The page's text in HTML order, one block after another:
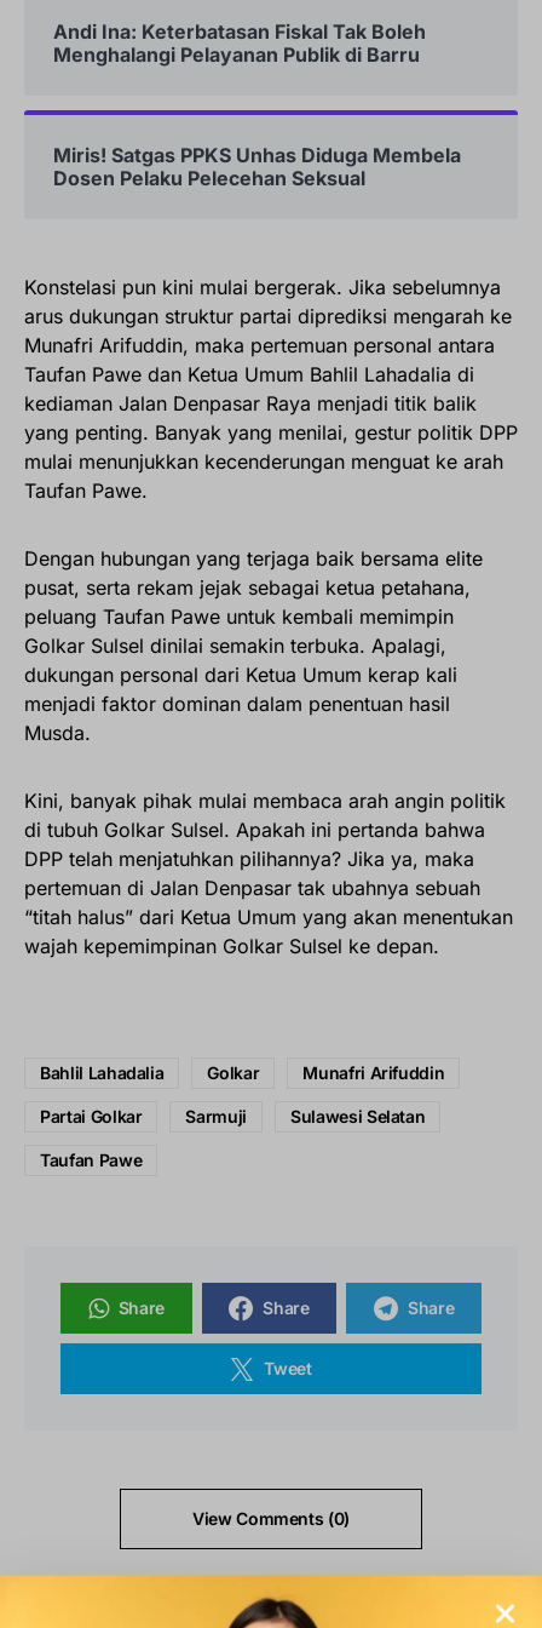
Andi Ina: Keterbatasan Fiskal Tak Boleh
Menghalangi Pelayanan Publik di Barru
Miris! Satgas PPKS Unhas Diduga Membela
Dosen Pelaku Pelecehan Seksual
Konstelasi pun kini mulai bergerak. Jika sebelumnya
arus dukungan struktur partai diprediksi mengarah ke
Munafri Arifuddin, maka pertemuan personal antara
Taufan Pawe dan Ketua Umum Bahlil Lahadalia di
kediaman Jalan Denpasar Raya menjadi titik balik
yang penting. Banyak yang menilai, gestur politik DPP
mulai menunjukkan kecenderungan menguat ke arah
Taufan Pawe.
Dengan hubungan yang terjaga baik bersama elite
pusat, serta rekam jejak sebagai ketua petahana,
peluang Taufan Pawe untuk kembali memimpin
Golkar Sulsel dinilai semakin terbuka. Apalagi,
dukungan personal dari Ketua Umum kerap kali
menjadi faktor dominan dalam penentuan hasil
Musda.
Kini, banyak pihak mulai membaca arah angin politik
di tubuh Golkar Sulsel. Apakah ini pertanda bahwa
DPP telah menjatuhkan pilihannya? Jika ya, maka
pertemuan di Jalan Denpasar tak ubahnya sebuah
“titah halus” dari Ketua Umum yang akan menentukan
wajah kepemimpinan Golkar Sulsel ke depan.
Bahlil Lahadalia Golkar Munafri Arifuddin
Partai Golkar Sarmuji Sulawesi Selatan
Taufan Pawe
Share Share Share
Tweet
View Comments (0)